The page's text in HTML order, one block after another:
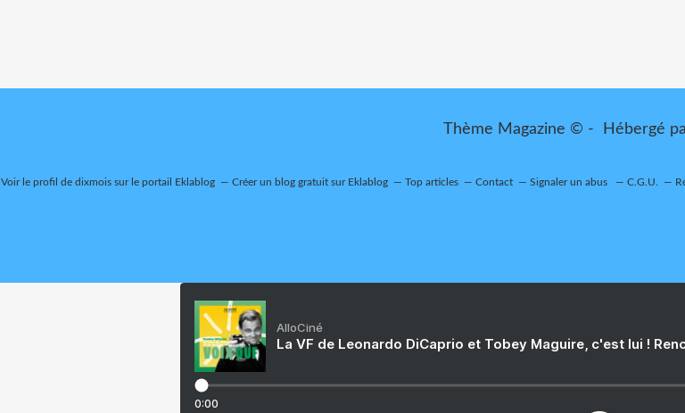
Thème Magazine © - Hébergé
Voir le profil de dixmoissur le portail Eklablog Créer un blog gratuit sur Eklablog Top articles Contact Signaler un abus C.G.U.
AlloCiné
La VF de Leonardo DiCaprio et Tobey Maguire, c'est lui !
0:00